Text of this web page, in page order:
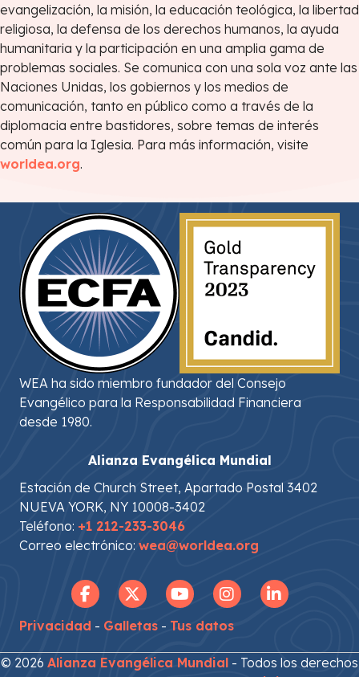
evangelización, la misión, la educación teológica, la libertad
religiosa, la defensa de los derechos humanos, la ayuda
humanitaria y la participación en una amplia gama de
problemas sociales. Se comunica con una sola voz ante las
Naciones Unidas, los gobiernos y los medios de
comunicación, tanto en público como a través de la
diplomacia entre bastidores, sobre temas de interés
común para la Iglesia. Para más información, visite
worldea.org.
WEA ha sido miembro fundador del Consejo
Evangélico para la Responsabilidad Financiera
desde 1980.
Alianza Evangélica Mundial
Estación de Church Street, Apartado Postal 3402
NUEVA YORK, NY 10008-3402
Teléfono: +1 212-233-3046
Correo electrónico: wea@worldea.org
Privacidad - Galletas - Tus datos
© 2026 Alianza Evangélica Mundial - Todos los derechos